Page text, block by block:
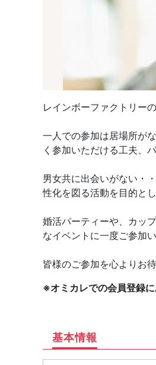
レインボーファクトリー
一人での参加は居場所が
く参加いただける工夫、
男女共に出会いがない・
性化を図る活動を目的とし
婚活パーティーや、カッ
なイベントに一度ご参加
皆様のご参加を心よりお
※オミカレでの会員登録に
基本情報